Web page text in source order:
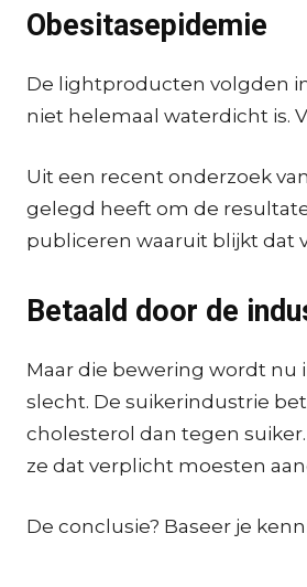
Obesitasepidemie
De lightproducten volgden
niet helemaal waterdicht is.
Uit een recent onderzoek
gelegd heeft om de
publiceren waaruit blijkt dat
Betaald door de
Maar die bewering wordt nu
slecht. De suikerindustrie
cholesterol dan tegen
ze dat verplicht moesten
De conclusie? Baseer je